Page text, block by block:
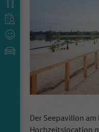
Der Seepavillon